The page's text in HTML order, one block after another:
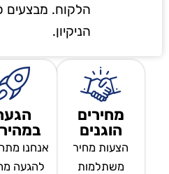
הלקוח. מבצעים
הניקיון.
מחירים
הוגנים
הצעות מחיר
משתלמות
אנחנו
להגעה